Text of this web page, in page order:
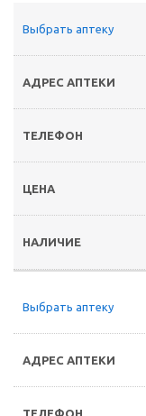
Выбрать аптеку
Выбрать аптеку